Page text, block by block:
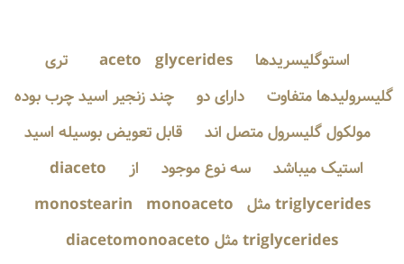
استوگلیسریدها aceto glycerides
تری
گلیسرولیدها متفاوت
دارای دو
چند زنجیر اسید چرب بوده
مولکول گلیسرول متصل اند
قابل تعویض بوسیله اسید
استیک میباشد
سه نوع موجود از
diaceto
triglycerides مثل monostearin
monoaceto
triglycerides مثل diacetomonoaceto